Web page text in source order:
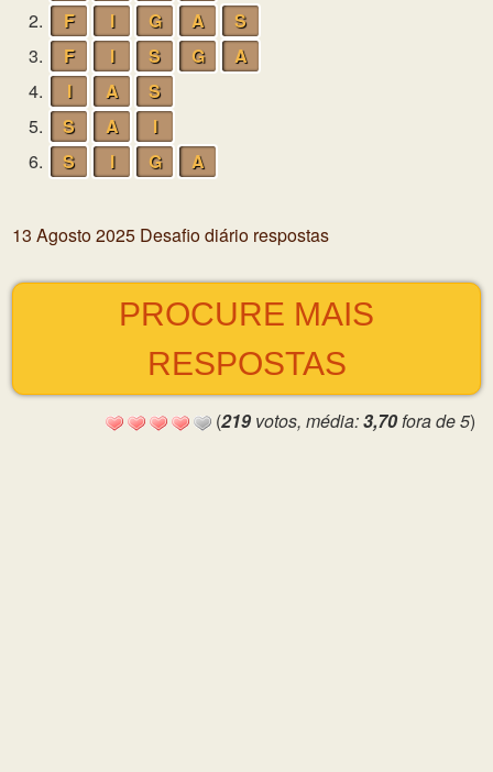
2.
F I G A
S
3.
F I S G
A
4.
I A
S
5.
S A
I
6.
S I G A
13 Agosto 2025 Desafio diário respostas
PROCURE MAIS
RESPOSTAS
(219 votos, média:3,70fora de 5)